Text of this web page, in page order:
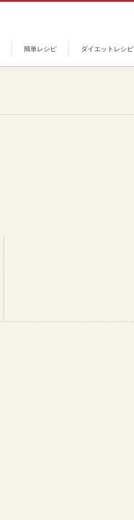
簡単レシピ ダイエットレシピ